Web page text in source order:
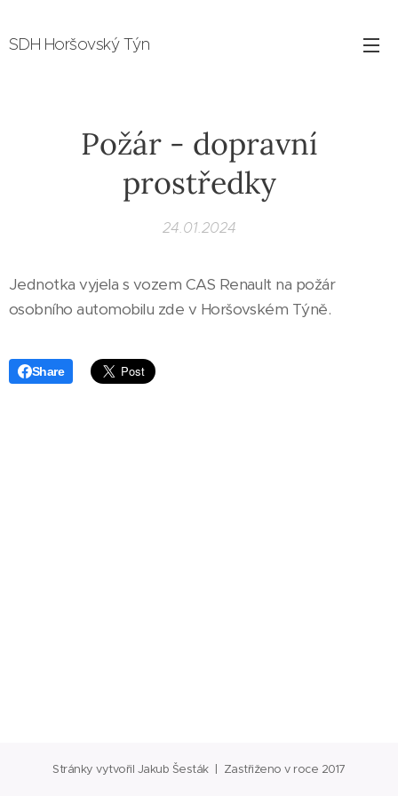
SDH Horšovský Týn
Požár - dopravní
prostředky
24.01.2024
Jednotka vyjela s vozem CAS Renault na požár
osobního automobilu zde v Horšovském Týně.
Share
Stránky vytvořil Jakub Šesták | Zastřiženo v roce 2017